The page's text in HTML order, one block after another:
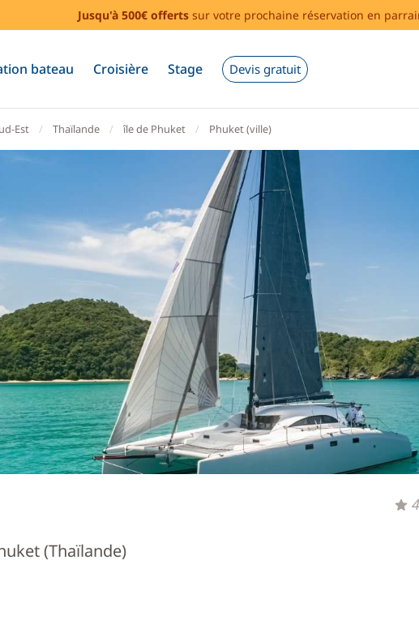
Jusqu'à 500€ offerts sur votre prochaine réservation en
bateau Croisière Stage Devis gratuit
Est Thaïlande île de Phuket Phuket (ville)
(Thaïlande)